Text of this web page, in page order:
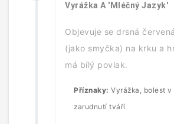
Vyrážka A 'Mléčný Jazyk'
Objevuje se drsná
(jako smyčka) na krku a
má bílý povlak.
Příznaky: Vyrážka, bolest v
zarudnutí tváří